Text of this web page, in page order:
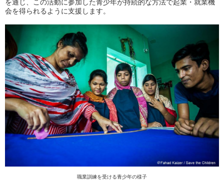
を通じ、この活動に参加した青少年が持続的な方法で起業・就業機
会を得られるように支援します。
職業訓練を受ける青少年の様子